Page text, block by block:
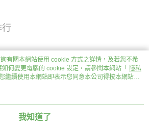
行
有關本網站使用 cookie 方式之詳情，及若您不希
何變更電腦的 cookie 設定，請參閱本網站「 隱私
繼續使用本網站即表示您同意本公司得按本網站使
。
我知道了